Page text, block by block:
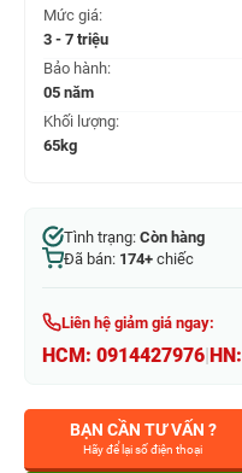
Mức giá:
3 - 7 triệu
Bảo hành:
05 năm
Khối lượng:
65kg
Tình trạng: Còn hàng
Đã bán: 174+ chiếc
Liên hệ giảm giá ngay:
HCM: 0914427976 HN:
BẠN CẦN TƯ VẤN ?
Hãy để lại số điện thoại